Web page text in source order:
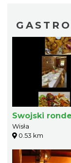
Swojski
Wisła
0.53 km